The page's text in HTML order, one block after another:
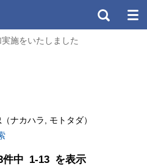
施をいたしました
ナカハラ, モトタダ）
件中 1-13 を表示